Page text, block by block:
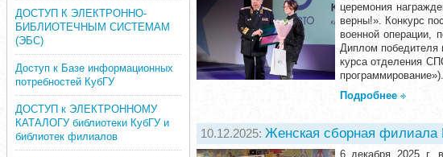
ДОСТУП К ЭЛЕКТРОННО-
БИБЛИОТЕЧНЫМ СИСТЕМАМ
(ЭБС)
Доступ к Базе информационных
потребностей КубГУ
ДОСТУП к ЭЛЕКТРОННОМУ
КАТАЛОГУ библиотеки КубГУ и
библиотек филиалов
церемония
верны!». Конкурс
военной операции,
Диплом победителя
курса отделения
Подробнее
10.12.2025: Женская сборная филиала
6 декабря 2025 г.